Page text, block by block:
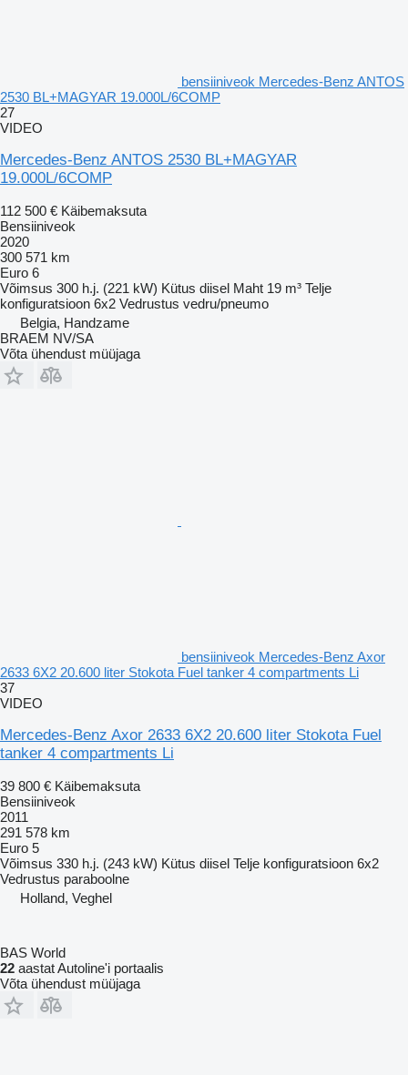
bensiiniveok Mercedes-Benz ANTOS
2530 BL+MAGYAR 19.000L/6COMP
27
VIDEO
Mercedes-Benz ANTOS 2530 BL+MAGYAR
19.000L/6COMP
112 500 € Käibemaksuta
Bensiiniveok
2020
300 571 km
Euro 6
Võimsus 300 h.j. (221 kW) Kütus diisel Maht 19 m³ Telje
konfiguratsioon 6x2 Vedrustus vedru/pneumo
Belgia, Handzame
BRAEM NV/SA
Võta ühendust müüjaga
bensiiniveok Mercedes-Benz Axor
2633 6X2 20.600 liter Stokota Fuel tanker 4 compartments Li
37
VIDEO
Mercedes-Benz Axor 2633 6X2 20.600 liter Stokota Fuel
tanker 4 compartments Li
39 800 € Käibemaksuta
Bensiiniveok
2011
291 578 km
Euro 5
Võimsus 330 h.j. (243 kW) Kütus diisel Telje konfiguratsioon 6x2
Vedrustus paraboolne
Holland, Veghel
BAS World
22 aastat Autoline'i portaalis
Võta ühendust müüjaga